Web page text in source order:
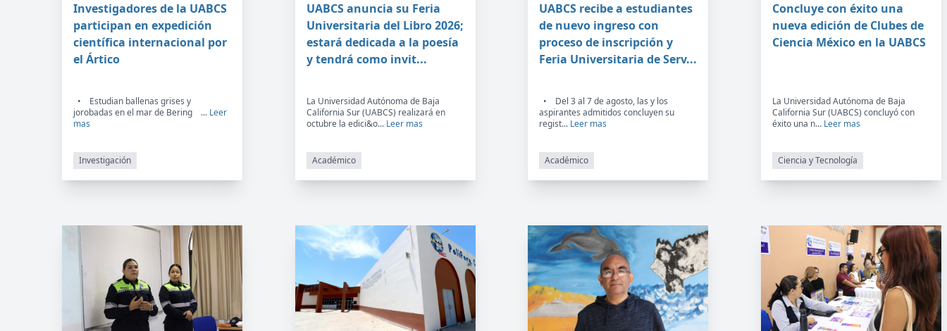
Investigadores de la UABCS
participan en expedición
científica internacional por
el Ártico
• Estudian ballenas grises y
jorobadas en el mar de Bering ... Leer
mas
Investigación
UABCS anuncia su Feria
Universitaria del Libro 2026;
estará dedicada a la poesía
y tendrá como invit...
La Universidad Autónoma de Baja
California Sur (UABCS) realizará en
octubre la edici&o...Leer mas
Académico
UABCS recibe a estudiantes
de nuevo ingreso con
proceso de inscripción y
Feria Universitaria de Serv...
• Del 3 al 7 de agosto, las y los
aspirantes admitidos concluyen su
regist... Leer mas
Académico
Concluye con éxito una
nueva edición de Clubes de
Ciencia México en la UABCS
La Universidad Autónoma de Baja
California Sur (UABCS) concluyó con
éxito una n...Leer mas
Ciencia y Tecnología